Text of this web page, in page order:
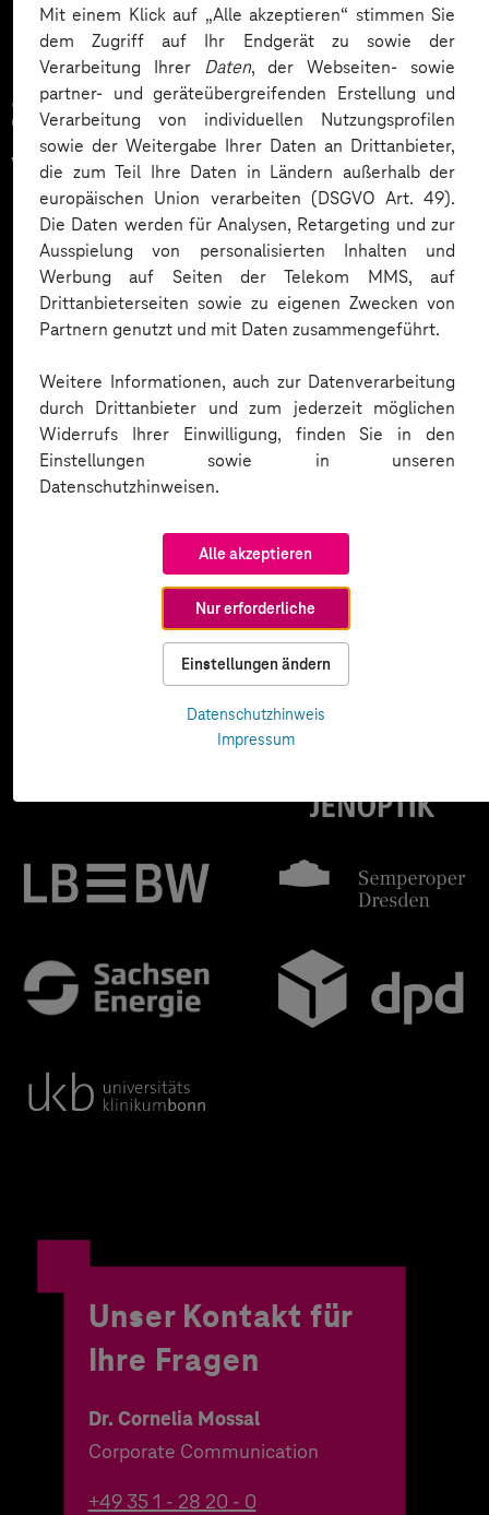
Mit einem Klick auf „Alle akzeptieren“ stimmen Sie
dem Zugriff auf Ihr Endgerät zu sowie der
Verarbeitung Ihrer Daten, der Webseiten- sowie
partner- und geräteübergreifenden Erstellung und
Verarbeitung von individuellen Nutzungsprofilen
sowie der Weitergabe Ihrer Daten an Drittanbieter,
die zum Teil Ihre Daten in Ländern außerhalb der
europäischen Union verarbeiten (DSGVO Art. 49).
Die Daten werden für Analysen, Retargeting und zur
Ausspielung von personalisierten Inhalten und
Werbung auf Seiten der Telekom MMS, auf
Drittanbieterseiten sowie zu eigenen Zwecken von
Partnern genutzt und mit Daten zusammengeführt.
Weitere Informationen, auch zur Datenverarbeitung
durch Drittanbieter und zum jederzeit möglichen
Widerrufs Ihrer Einwilligung, finden Sie in den
Einstellungen sowie in unseren
Datenschutzhinweisen.
Alle akzeptieren
Nur erforderliche
Einstellungen ändern
Datenschutzhinweis
Impressum
Zahlreiche Unternehmen
vertrauen auf unsere
Expertise. Hier eine Auswahl:
Unser Kontakt für
Ihre Fragen
Dr. Cornelia Mossal
Corporate Communication
+49 35 1 - 28 20 - 0